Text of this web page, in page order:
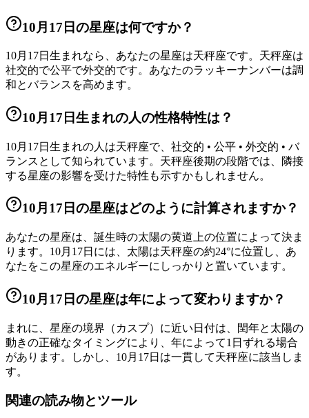
10月17日の星座は何ですか？
10月17日生まれなら、あなたの星座は天秤座です。天秤座は
社交的で公平で外交的です。あなたのラッキーナンバーは調
和とバランスを高めます。
10月17日生まれの人の性格特性は？
10月17日生まれの人は天秤座で、社交的 • 公平 • 外交的 • バ
ランスとして知られています。天秤座後期の段階では、隣接
する星座の影響を受けた特性も示すかもしれません。
10月17日の星座はどのように計算されますか？
あなたの星座は、誕生時の太陽の黄道上の位置によって決ま
ります。10月17日には、太陽は天秤座の約24°に位置し、あ
なたをこの星座のエネルギーにしっかりと置いています。
10月17日の星座は年によって変わりますか？
まれに、星座の境界（カスプ）に近い日付は、閏年と太陽の
動きの正確なタイミングにより、年によって1日ずれる場合
があります。しかし、10月17日は一貫して天秤座に該当しま
す。
関連の読み物とツール